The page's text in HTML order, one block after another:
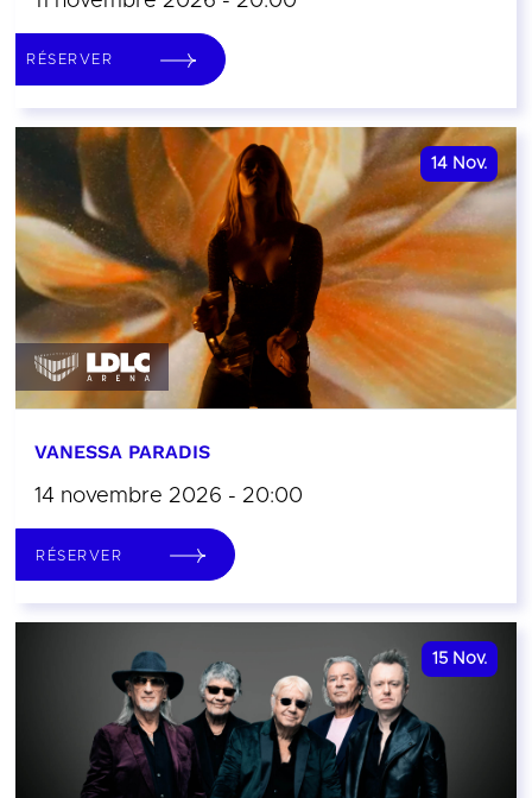
RÉSERVER
14 Nov.
VANESSA PARADIS
14 novembre 2026 - 20:00
RÉSERVER
15 Nov.